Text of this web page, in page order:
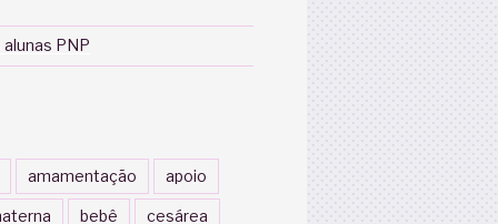
PNP
amamentação apoio
bebê cesárea